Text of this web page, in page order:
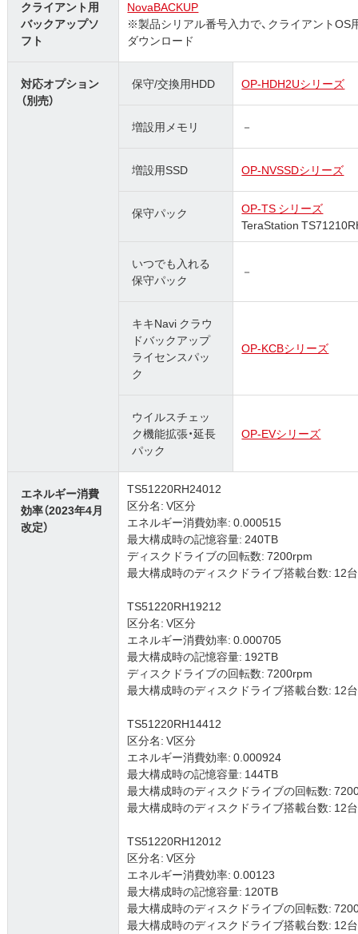
クライアント用
バックアップソ
フト
NovaBACKUP
※製品シリアル番号入力で、クライアントOS
ダウンロード
対応オプション
（別売）
保守/交換用HDD OP-HDH2Uシリーズ
増設用メモリ －
増設用SSD OP-NVSSDシリーズ
保守パック
OP-TS シリーズ
TeraStation
いつでも入れる
保守パック
－
キキNavi クラウ
ドバックアップ
ライセンスパッ
ク
OP-KCBシリーズ
ウイルスチェッ
ク機能拡張・延長
パック
OP-EVシリーズ
エネルギー消費
効率（2023年4月
改定）
TS51220RH24012
区分名: V区分
エネルギー消費効率: 0.000515
最大構成時の記憶容量: 240TB
ディスクドライブの回転数: 7200rpm
最大構成時のディスクドライブ搭載台数: 12
TS51220RH19212
区分名: V区分
エネルギー消費効率: 0.000705
最大構成時の記憶容量: 192TB
ディスクドライブの回転数: 7200rpm
最大構成時のディスクドライブ搭載台数: 12
TS51220RH14412
区分名: V区分
エネルギー消費効率: 0.000924
最大構成時の記憶容量: 144TB
最大構成時のディスクドライブの回転数:
最大構成時のディスクドライブ搭載台数: 12
TS51220RH12012
区分名: V区分
エネルギー消費効率: 0.00123
最大構成時の記憶容量: 120TB
最大構成時のディスクドライブの回転数:
最大構成時のディスクドライブ搭載台数: 12